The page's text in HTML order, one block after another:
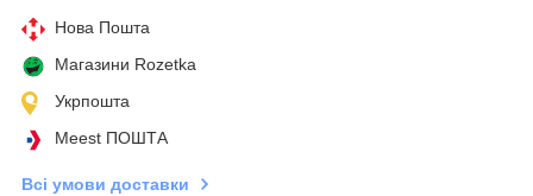
Нова Пошта
Магазини Rozetka
Укрпошта
Meest ПОШТА
Всі умови доставки